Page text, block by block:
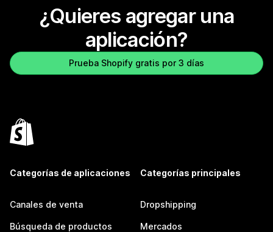
¿Quieres agregar una
aplicación?
Prueba Shopify gratis por 3 días
Categorías de aplicaciones
Canales de venta
Búsqueda de productos
Categorías principales
Dropshipping
Mercados